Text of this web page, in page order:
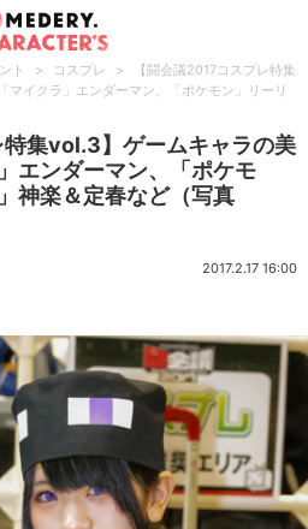
ト > コスプレ >
【闘会議2017コスプレ特集
イクラ」エンダーマン、「ポケモン」リーリ
特集vol.3】ゲームキャラの美
エンダーマン、「ポケモ
神楽＆定春など（写真
2017.2.17 16:00